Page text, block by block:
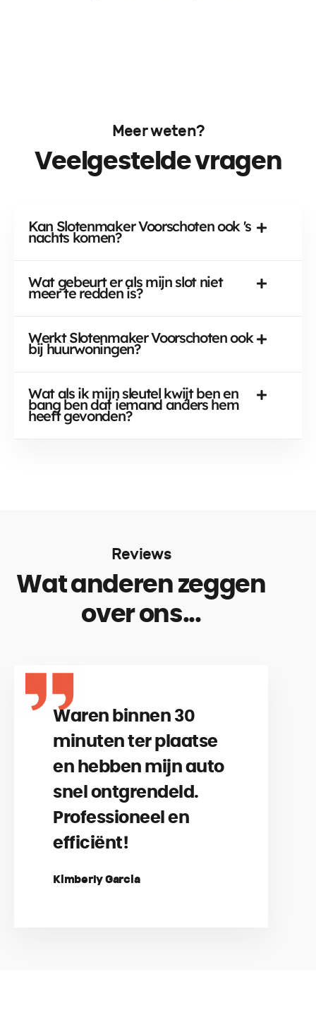
Meer weten?
Veelgestelde vragen
Kan Slotenmaker Voorschoten ook 's
nachts komen?
Wat gebeurt er als mijn slot niet
meer te redden is?
Werkt Slotenmaker Voorschoten ook
bij huurwoningen?
Wat als ik mijn sleutel kwijt ben en
bang ben dat iemand anders hem
heeft gevonden?
Reviews
Wat anderen zeggen
over ons...
Waren binnen 30
minuten ter plaatse
en hebben mijn auto
snel ontgrendeld.
Professioneel en
efficiënt!
Kimberly Garcia